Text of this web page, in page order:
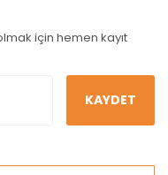
için hemen kayıt
KAYDET